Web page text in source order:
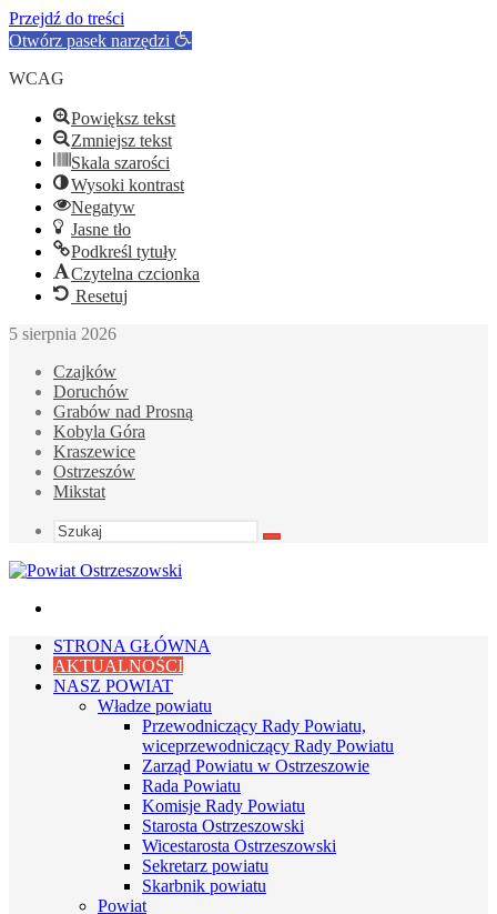
Przejdź do treści
Otwórz pasek narzędzi
WCAG
Powiększ tekst
Zmniejsz tekst
Skala szarości
Wysoki kontrast
Negatyw
Jasne tło
Podkreśl tytuły
Czytelna czcionka
Resetuj
5 sierpnia 2026
Czajków
Doruchów
Grabów nad Prosną
Kobyla Góra
Kraszewice
Ostrzeszów
Mikstat
Szukaj
STRONA GŁÓWNA
AKTUALNOŚCI
NASZ POWIAT
Władze powiatu
Przewodniczący Rady Powiatu,
wiceprzewodniczący Rady Powiatu
Zarząd Powiatu w Ostrzeszowie
Rada Powiatu
Komisje Rady Powiatu
Starosta Ostrzeszowski
Wicestarosta Ostrzeszowski
Sekretarz powiatu
Skarbnik powiatu
Powiat